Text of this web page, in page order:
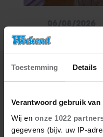
Toestemming Details
Verantwoord gebruik van
Wij en onze 1022
gegevens (bijv. uw IP-
VICTOR VLAM
NIEHE NA
OVER VADER
ONSYMPATHIEK’